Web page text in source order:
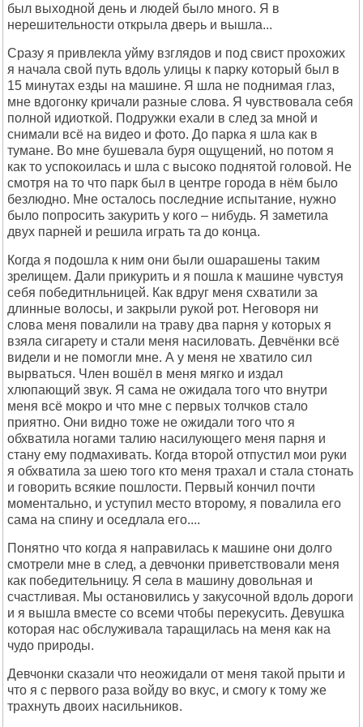
был выходной день и людей было много. Я в
нерешительности открыла дверь и вышла...
Сразу я привлекла уйму взглядов и под свист прохожих
я начала свой путь вдоль улицы к парку который был в
15 минутах езды на машине. Я шла не поднимая глаз,
мне вдогонку кричали разные слова. Я чувствовала себя
полной идиоткой. Подружки ехали в след за мной и
снимали всё на видео и фото. До парка я шла как в
тумане. Во мне бушевала буря ощущений, но потом я
как то успокоилась и шла с высоко поднятой головой. Не
смотря на то что парк был в центре города в нём было
безлюдно. Мне осталось последние испытание, нужно
было попросить закурить у кого – нибудь. Я заметила
двух парней и решила играть та до конца.
Когда я подошла к ним они были ошарашены таким
зрелищем. Дали прикурить и я пошла к машине чувстуя
себя победитнльницей. Как вдруг меня схватили за
длинные волосы, и закрыли рукой рот. Неговоря ни
слова меня повалили на траву два парня у которых я
взяла сигарету и стали меня насиловать. Девчёнки всё
видели и не помогли мне. А у меня не хватило сил
вырваться. Член вошёл в меня мягко и издал
хлюпающий звук. Я сама не ожидала того что внутри
меня всё мокро и что мне с первых толчков стало
приятно. Они видно тоже не ожидали того что я
обхватила ногами талию насилующего меня парня и
стану ему подмахивать. Когда второй отпустил мои руки
я обхватила за шею того кто меня трахал и стала стонать
и говорить всякие пошлости. Первый кончил почти
моментально, и уступил место второму, я повалила его
сама на спину и оседлала его....
Понятно что когда я направилась к машине они долго
смотрели мне в след, а девчонки приветствовали меня
как победительницу. Я села в машину довольная и
счастливая. Мы остановились у закусочной вдоль дороги
и я вышла вместе со всеми чтобы перекусить. Девушка
которая нас обслуживала таращилась на меня как на
чудо природы.
Девчонки сказали что неожидали от меня такой прыти и
что я с первого раза войду во вкус, и смогу к тому же
трахнуть двоих насильников.